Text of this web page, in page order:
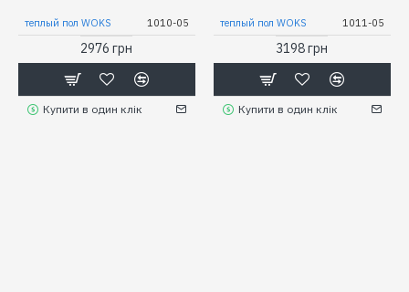
теплый пол WOKS 1010-05
2976 грн
Купити в один клік
теплый пол WOKS 1011-05
3198 грн
Купити в один клік